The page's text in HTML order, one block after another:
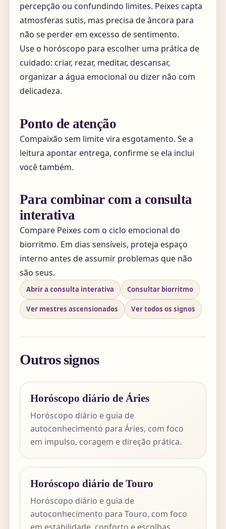
percepção ou confundindo limites. Peixes capta
atmosferas sutis, mas precisa de âncora para
não se perder em excesso de sentimento.
Use o horóscopo para escolher uma prática de
cuidado: criar, rezar, meditar, descansar,
organizar a água emocional ou dizer não com
delicadeza.
Ponto de atenção
Compaixão sem limite vira esgotamento. Se a
leitura apontar entrega, confirme se ela inclui
você também.
Para combinar com a consulta
interativa
Compare Peixes com o ciclo emocional do
biorritmo. Em dias sensíveis, proteja espaço
interno antes de assumir problemas que não
são seus.
Abrir a consulta interativa Consultar biorritmo
Ver mestres ascensionados Ver todos os signos
Outros signos
Horóscopo diário de Áries
Horóscopo diário e guia de
autoconhecimento para Áries, com foco
em impulso, coragem e direção prática.
Horóscopo diário de Touro
Horóscopo diário e guia de
autoconhecimento para Touro, com foco